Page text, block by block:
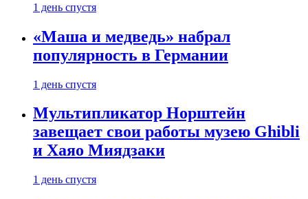
1 день спустя
«Маша и медведь» набрал
популярность в Германии
1 день спустя
Мультипликатор Норштейн
завещает свои работы музею Ghibli
и Хаяо Миядзаки
1 день спустя